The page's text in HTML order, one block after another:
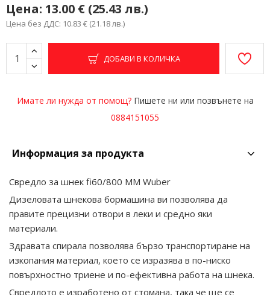
Цена: 13.00 € (25.43 лв.)
Цена без ДДС: 10.83 € (21.18 лв.)
ДОБАВИ В КОЛИЧКА
Имате ли нужда от помощ?Пишете ни или позвънете на
0884151055
Информация за продукта
Свредло за шнек fi60/800 MM Wuber
Дизеловата шнекова бормашина ви позволява да
правите прецизни отвори в леки и средно яки
материали.
Здравата спирала позволява бързо транспортиране на
изкопания материал, което се изразява в по-ниско
повърхностно триене и по-ефективна работа на шнека.
Свредлото е изработено от стомана, така че ще се